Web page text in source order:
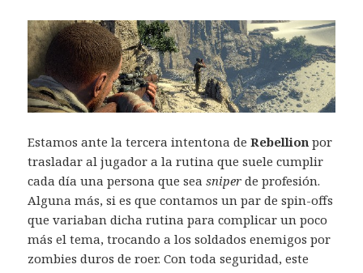
Estamos ante la tercera intentona deRebellion por
trasladar al jugador a la rutina que suele cumplir
cada día una persona que seasniper de profesión.
Alguna más, si es que contamos un par de spin-offs
que variaban dicha rutina para complicar un poco
más el tema, trocando a los soldados enemigos por
zombies duros de roer. Con toda seguridad, este